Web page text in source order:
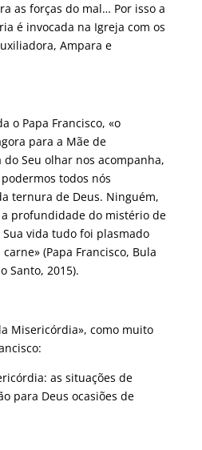
as forças do mal… Por isso a
é invocada na Igreja com os
Ampara e
o Papa Francisco, «o
para a Mãe de
Seu olhar nos acompanha,
todos nós
ternura de Deus. Ninguém,
profundidade do mistério de
vida tudo foi plasmado
(Papa Francisco, Bula
Santo, 2015).
Misericórdia», como muito
as situações de
para Deus ocasiões de